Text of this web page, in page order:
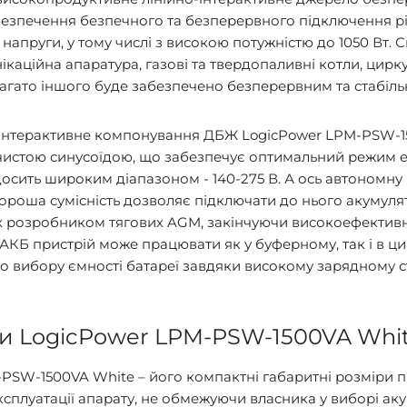
безпечного та безперервного підключення
у тому числі з високою потужністю до 1050 Вт.
апаратура, газові та твердопаливні котли,
іншого буде забезпечено безперервним та
компонування ДБЖ LogicPower LPM-PSW-
синусоїдою, що забезпечує оптимальний режим
широким діапазоном - 140-275 В. А ось
сумісність дозволяє підключати до нього
тягових AGM, закінчуючи
пристрій може працювати як у буферному, так і в
ємності батареї завдяки високому зарядному
LogicPower LPM-PSW-1500VA
1500VA White – його компактні габаритні розміри
апарату, не обмежуючи власника у виборі